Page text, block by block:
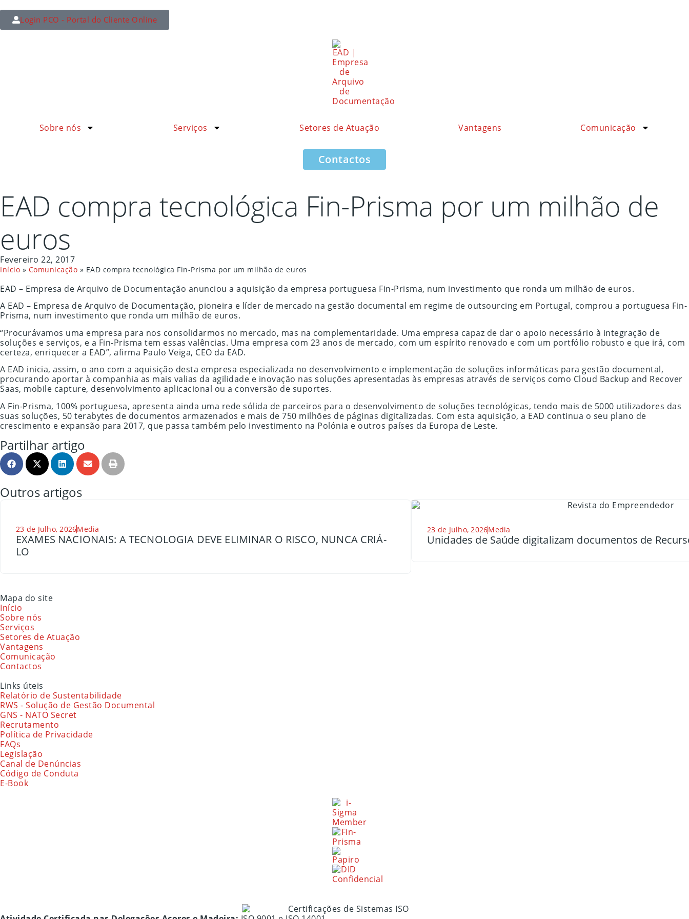
Login PCO - Portal do Cliente Online
Sobre nós Serviços Setores de Atuação Vantagens Comunicação
Contactos
EAD compra tecnológica Fin-Prisma por um milhão de
euros
Fevereiro 22, 2017
Início » Comunicação » EAD compra tecnológica Fin-Prisma por um milhão de euros
EAD – Empresa de Arquivo de Documentação anunciou a aquisição da empresa portuguesa Fin-Prisma, num investimento que ronda um milhão de euros.
A EAD – Empresa de Arquivo de Documentação, pioneira e líder de mercado na gestão documental em regime de outsourcing em Portugal, comprou a portuguesa Fin-
Prisma, num investimento que ronda um milhão de euros.
“Procurávamos uma empresa para nos consolidarmos no mercado, mas na complementaridade. Uma empresa capaz de dar o apoio necessário à integração de
soluções e serviços, e a Fin-Prisma tem essas valências. Uma empresa com 23 anos de mercado, com um espírito renovado e com um portfólio robusto e que irá, com
certeza, enriquecer a EAD”, afirma Paulo Veiga, CEO da EAD.
A EAD inicia, assim, o ano com a aquisição desta empresa especializada no desenvolvimento e implementação de soluções informáticas para gestão documental,
procurando aportar à companhia as mais valias da agilidade e inovação nas soluções apresentadas às empresas através de serviços como Cloud Backup and Recover
Saas, mobile capture, desenvolvimento aplicacional ou a conversão de suportes.
A Fin-Prisma, 100% portuguesa, apresenta ainda uma rede sólida de parceiros para o desenvolvimento de soluções tecnológicas, tendo mais de 5000 utilizadores das
suas soluções, 50 terabytes de documentos armazenados e mais de 750 milhões de páginas digitalizadas. Com esta aquisição, a EAD continua o seu plano de
crescimento e expansão para 2017, que passa também pelo investimento na Polónia e outros países da Europa de Leste.
Partilhar artigo
Outros artigos
23 de Julho, 2026Media
EXAMES NACIONAIS: A TECNOLOGIA DEVE ELIMINAR O RISCO, NUNCA CRIÁ-
LO
23 de Julho, 2026Media
Unidades de Saúde digitalizam documentos de
Mapa do site
Início
Sobre nós
Serviços
Setores de Atuação
Vantagens
Comunicação
Contactos
Links úteis
Relatório de Sustentabilidade
RWS - Solução de Gestão Documental
GNS - NATO Secret
Recrutamento
Política de Privacidade
FAQs
Legislação
Canal de Denúncias
Código de Conduta
E-Book